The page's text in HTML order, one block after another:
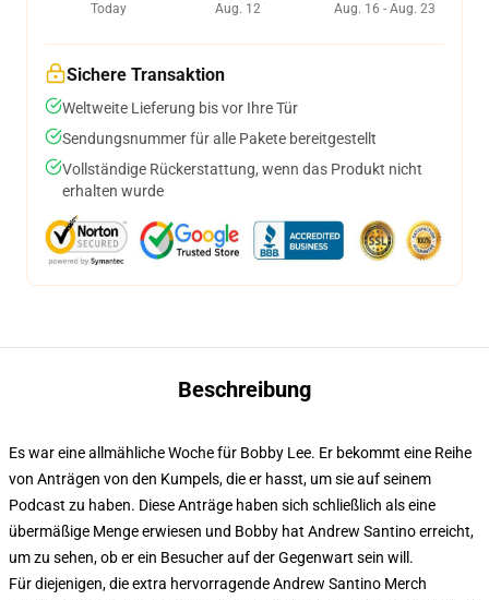
Today
Aug. 12
Aug. 16 - Aug. 23
Sichere Transaktion
Weltweite Lieferung bis vor Ihre Tür
Sendungsnummer für alle Pakete bereitgestellt
Vollständige Rückerstattung, wenn das Produkt nicht
erhalten wurde
Beschreibung
Es war eine allmähliche Woche für Bobby Lee. Er bekommt eine Reihe
von Anträgen von den Kumpels, die er hasst, um sie auf seinem
Podcast zu haben. Diese Anträge haben sich schließlich als eine
übermäßige Menge erwiesen und Bobby hat Andrew Santino erreicht,
um zu sehen, ob er ein Besucher auf der Gegenwart sein will.
Für diejenigen, die extra hervorragende Andrew Santino Merch